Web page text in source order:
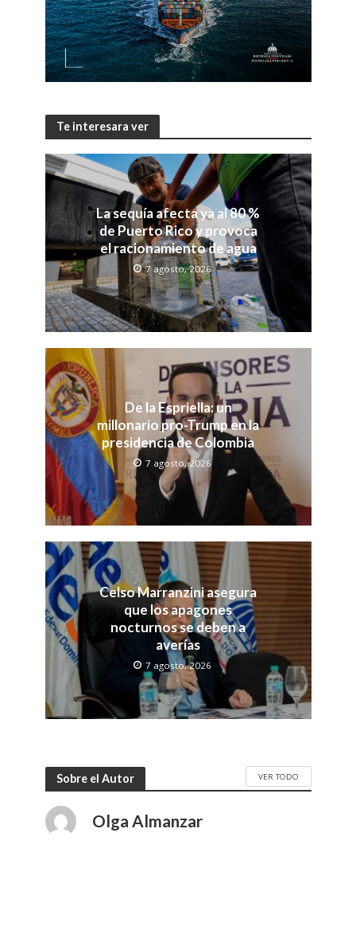
Te interesara ver
La sequía afecta ya al 80 %
de Puerto Rico y provoca
el racionamiento de agua
7 agosto, 2026
De la Espriella: un
millonario pro-Trump en la
presidencia de Colombia
7 agosto, 2026
Celso Marranzini asegura
que los apagones
nocturnos se deben a
averías
7 agosto, 2026
Sobre el Autor VER TODO
Olga Almanzar